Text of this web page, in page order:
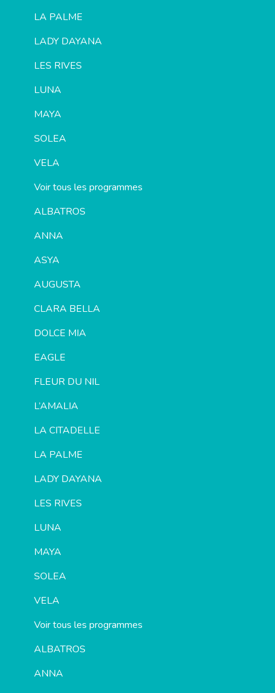
LA PALME
LADY DAYANA
LES RIVES
LUNA
MAYA
SOLEA
VELA
Voir tous les programmes
ALBATROS
ANNA
ASYA
AUGUSTA
CLARA BELLA
DOLCE MIA
EAGLE
FLEUR DU NIL
L’AMALIA
LA CITADELLE
LA PALME
LADY DAYANA
LES RIVES
LUNA
MAYA
SOLEA
VELA
Voir tous les programmes
ALBATROS
ANNA